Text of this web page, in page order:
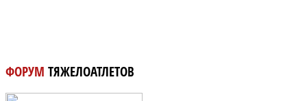
ФОРУМ ТЯЖЕЛОАТЛЕТОВ